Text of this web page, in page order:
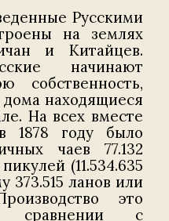
Русскими
на землях
и Китайцев.
начинают
собственность,
находящиеся
На всех вместе
1878 году было
чаев 77.132
(11.534.635
373.515 ланов или
это
сравнении с